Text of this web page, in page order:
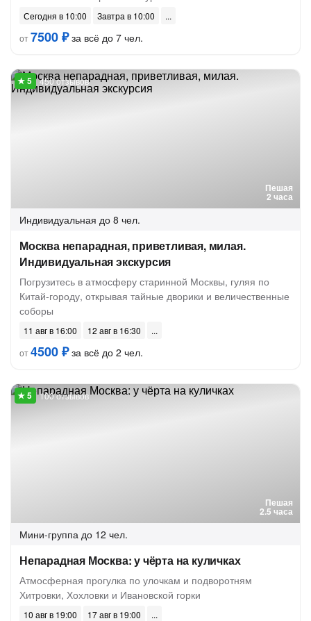
Сегодня в 10:00
Завтра в 10:00
от7500 ₽за всё до 7 чел.
Пешая
2 часа
450 отзывов
Индивидуальная до 8 чел.
Москва непарадная, приветливая, милая.
Индивидуальная экскурсия
Погрузитесь в атмосферу старинной Москвы, гуляя по
Китай-городу, открывая тайные дворики и величественные
соборы
11 авг в 16:00
12 авг в 16:30
от4500 ₽за всё до 2 чел.
Пешая
2.5 часа
100 отзывов
Мини-группа до 12 чел.
Непарадная Москва: у чёрта на куличках
Атмосферная прогулка по улочкам и подворотням
Хитровки, Хохловки и Ивановской горки
10 авг в 19:00 17 авг в 19:00